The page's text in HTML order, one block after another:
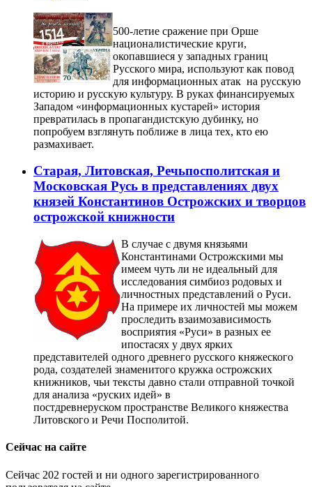
500-летие сражение при Орше
националистические круги,
окопавшиеся у западных границ
Русского мира, используют как повод
для информационных атак на русскую
историю и русскую культуру. В руках финансируемых
Западом «информационных кустарей» история
превратилась в пропагандистскую дубинку, но
попробуем взглянуть поближе в лица тех, кто ею
размахивает.
Старая, Литовская, Речьпосполитская и
Московская Русь в представлениях двух
князей Константинов Острожских и творцов
острожской книжности
В случае с двумя князьями
Константинами Острожскими мы
имеем чуть ли не идеальный для
исследования симбиоз родовых и
личностных представлений о Руси.
На примере их личностей мы можем
проследить взаимозависимость
восприятия «Руси» в разных ее
ипостасях у двух ярких
представителей одного древнего русского княжеского
рода, создателей знаменитого кружка острожских
книжников, чьи тексты давно стали отправной точкой
для анализа «руских идей» в
постдревнеруском пространстве Великого княжества
Литовского и Речи Посполитой.
Сейчас на сайте
Сейчас 202 гостей и ни одного зарегистрированного